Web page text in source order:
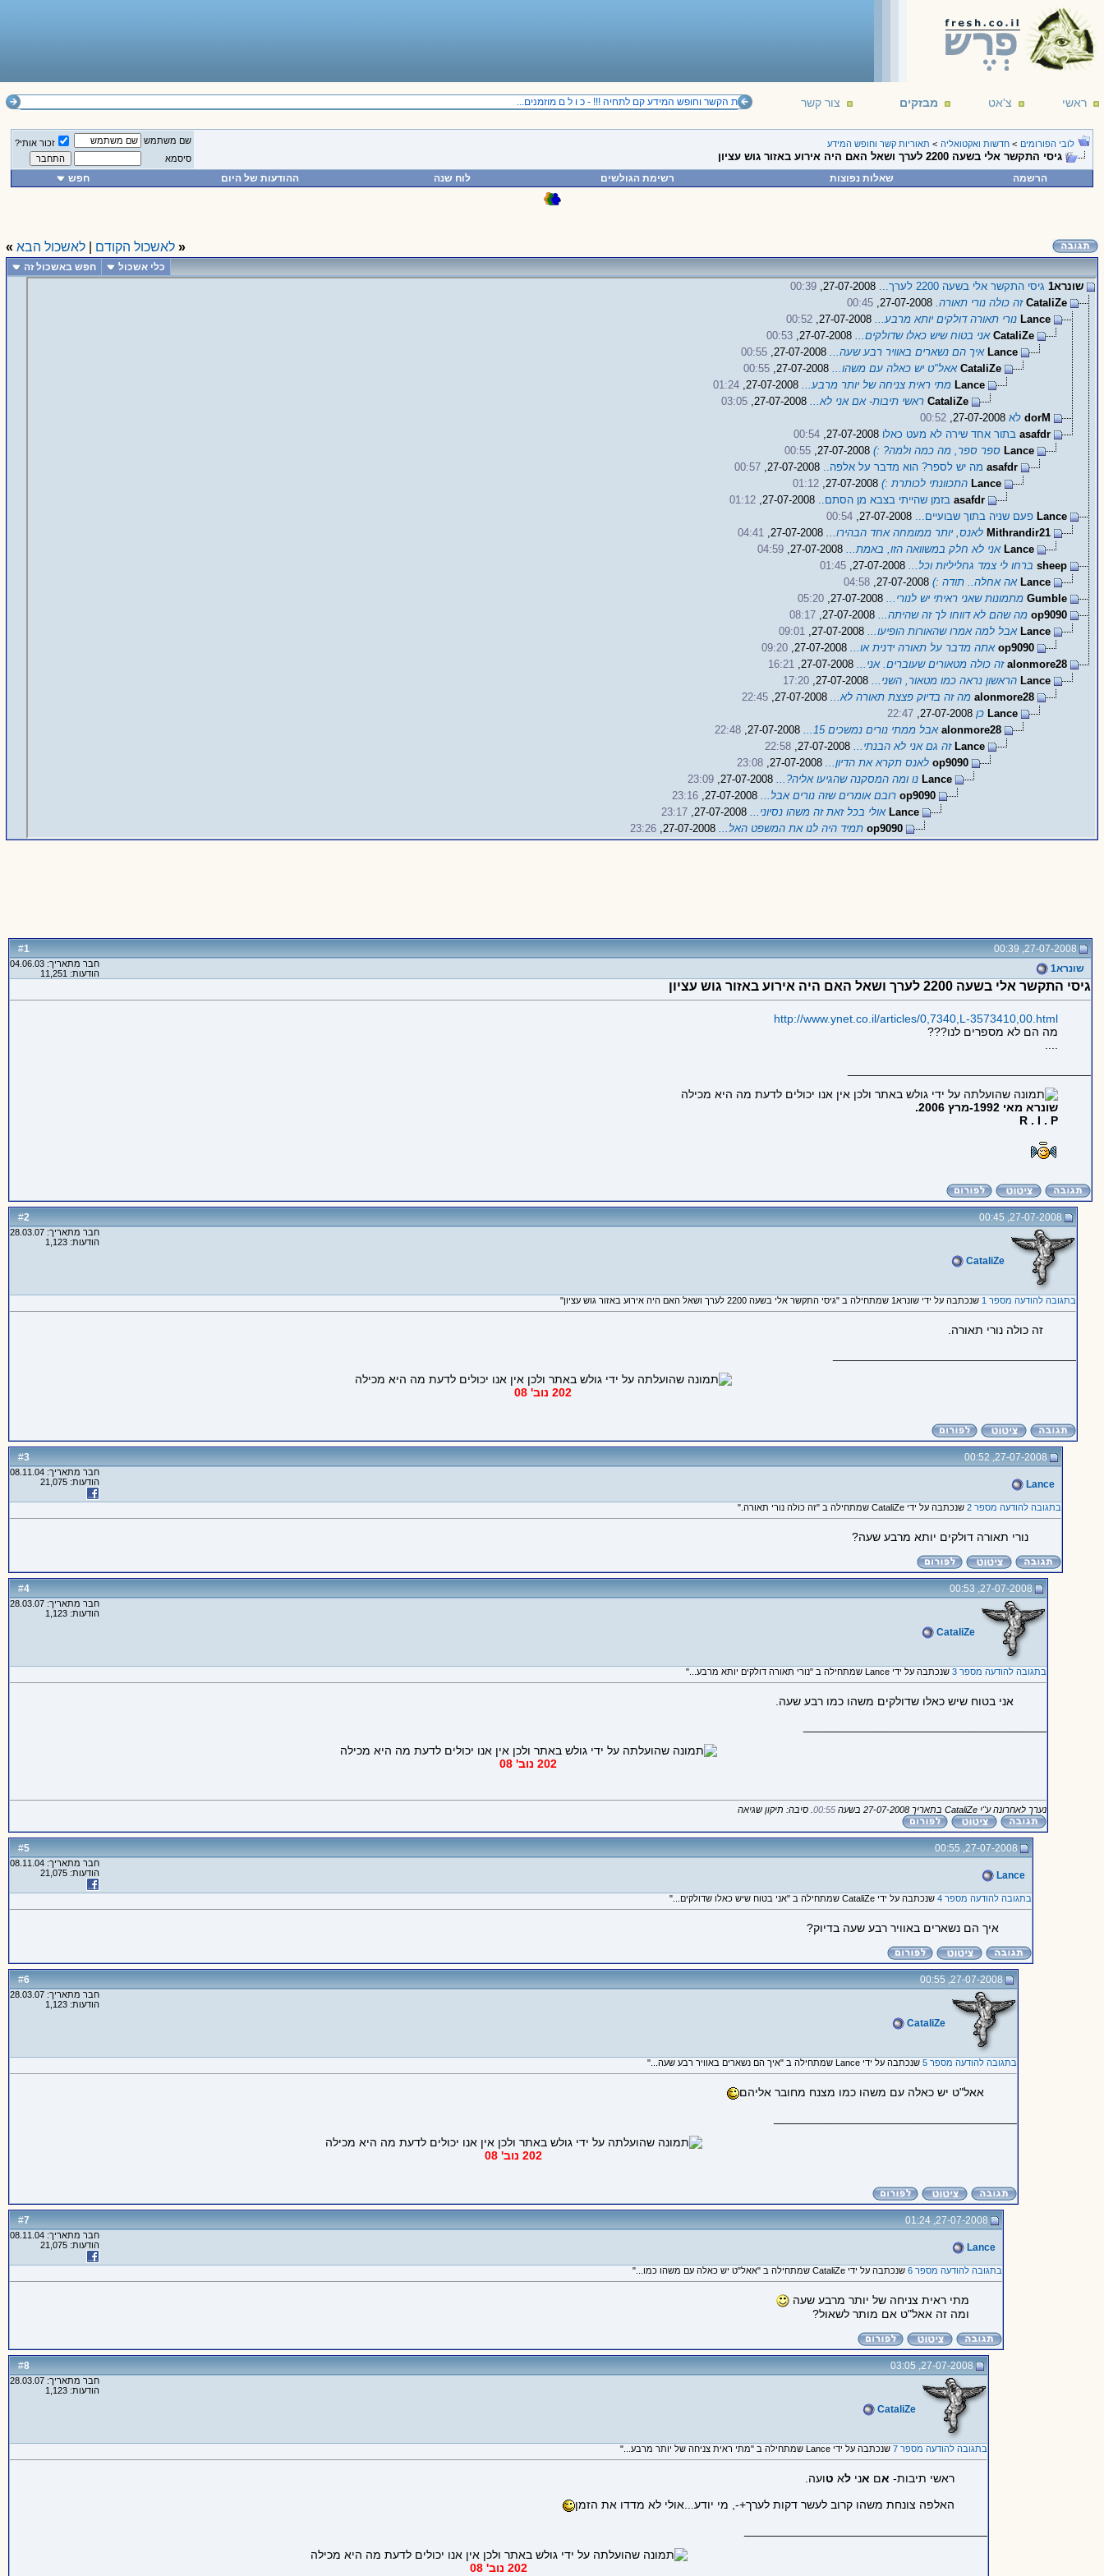
ראשי צ'אט מבזקים צור קשרפורום תאוריות הקשר וחופש המידע קם לתחיה !!! - כ ו ל ם מוזמנים...
לובי הפורומים > חדשות ואקטואליה > תאוריות קשר וחופש המידע
גיסי התקשר אלי בשעה 2200 לערך ושאל האם היה אירוע באזור גוש עציון
שם משתמש
זכור אותי?
סיסמא
הרשמה שאלות נפוצות רשימת הגולשים לוח שנה ההודעות של היום חפש
« לאשכול הקודם לאשכול הבא »
כלי אשכול חפש באשכול זה
שונרא1 גיסי התקשר אלי בשעה 2200 לערך...
00:39
CataliZe זה כולה נורי תאורה.27-07-2008,
00:45
Lance נורי תאורה דולקים יותא מרבע...27-07-2008,
00:52
CataliZe אני בטוח שיש כאלו שדולקים...27-07-2008,
00:53
Lance איך הם נשארים באוויר רבע שעה...27-07-2008,
00:55
CataliZe אאל"ט יש כאלה עם משהו...27-07-2008,
00:55
Lance מתי ראית צניחה של יותר מרבע...27-07-2008,
01:24
CataliZe ראשי תיבות- אם אני לא...27-07-2008,
03:05
dorM לא27-07-2008,
00:52
asafdr בתור אחד שירה לא מעט כאלו
00:54
Lance ספר ספר, מה כמה ולמה? :)27-07-2008,
00:55
asafdr מה יש לספר? הוא מדבר על אלפה..
00:57
Lance התכוונתי לכותרת :)27-07-2008,
01:12
asafdr בזמן שהייתי בצבא מן הסתם..
01:12
Lance פעם שניה בתוך שבועיים...
00:54
Mithrandir21 לאנס, יותר ממומחה אחד הבהירו...27-07-2008,
04:41
Lance אני לא חלק במשוואה הזו, באמת...27-07-2008,
04:59
sheep ברחו לי צמד גחליליות וכל...27-07-2008,
01:45
Lance אה אחלה.. תודה :)27-07-2008,
04:58
Gumble מתמונות שאני ראיתי יש לנורי...27-07-2008,
05:20
op9090 מה שהם לא דווחו לך זה שהיתה...27-07-2008,
08:17
Lance אבל למה אמרו שהאורות הופיעו...27-07-2008,
09:01
op9090 אתה מדבר על תאורה ידנית או...27-07-2008,
09:20
alonmore28 זה כולה מטאורים שעוברים. אני...27-07-2008,
16:21
Lance הראשון נראה כמו מטאור, השני...27-07-2008,
17:20
alonmore28 מה זה בדיוק פצצת תאורה לא...27-07-2008,
22:45
Lance כן27-07-2008,
22:47
alonmore28 אבל ממתי נורים נמשכים 15... 27-07-2008,
22:48
Lance זה גם אני לא הבנתי...27-07-2008,
22:58
op9090 לאנס תקרא את הדיון...27-07-2008,
23:08
Lance נו ומה המסקנה שהגיעו אליה?...27-07-2008,
23:09
op9090 רובם אומרים שזה נורים אבל...27-07-2008,
23:16
Lance אולי בכל זאת זה משהו נסיוני...27-07-2008,
23:17
op9090 תמיד היה לנו את המשפט האל...27-07-2008,
23:26
#
1
27-07-2008, 00:39
שונרא1
חבר מתאריך: 04.06.03
הודעות: 11,251
גיסי התקשר אלי בשעה 2200 לערך ושאל האם היה אירוע באזור גוש עציון
http://www.ynet.co.il/articles/0,7340,L-3573410,00.html
מה הם לא מספרים לנו???
שונרא מאי 1992-מרץ 2006.
R . I . P
#
2 27-07-2008, 00:45
CataliZe
חבר מתאריך: 28.03.07
הודעות: 1,123
בתגובה להודעה מספר 1 שנכתבה על ידי שונרא1 שמתחילה ב "גיסי התקשר אלי בשעה 2200 לערך ושאל האם היה אירוע באזור גוש עציון"
זה כולה נורי תאורה.
202 נוב' 08
#
3 27-07-2008, 00:52
Lance
חבר מתאריך: 08.11.04
הודעות: 21,075
בתגובה להודעה מספר 2 שנכתבה על ידי CataliZe שמתחילה ב "זה כולה נורי תאורה."
נורי תאורה דולקים יותא מרבע שעה?
#
4 27-07-2008, 00:53
CataliZe
חבר מתאריך: 28.03.07
הודעות: 1,123
בתגובה להודעה מספר 3 שנכתבה על ידי Lance שמתחילה ב "נורי תאורה דולקים יותא מרבע..."
אני בטוח שיש כאלו שדולקים משהו כמו רבע שעה.
202 נוב' 08
נערך לאחרונה ע"י CataliZe בתאריך 27-07-2008 בשעה 00:55. סיבה: תיקון שגיאה
#
5 27-07-2008, 00:55
Lance
חבר מתאריך: 08.11.04
הודעות: 21,075
בתגובה להודעה מספר 4 שנכתבה על ידי CataliZe שמתחילה ב "אני בטוח שיש כאלו שדולקים..."
איך הם נשארים באוויר רבע שעה בדיוק?
#
6 27-07-2008, 00:55
CataliZe
חבר מתאריך: 28.03.07
הודעות: 1,123
בתגובה להודעה מספר 5 שנכתבה על ידי Lance שמתחילה ב "איך הם נשארים באוויר רבע שעה..."
אאל"ט יש כאלה עם משהו כמו מצנח מחובר אליהם
202 נוב' 08
#
7 27-07-2008, 01:24
Lance
חבר מתאריך: 08.11.04
הודעות: 21,075
בתגובה להודעה מספר 6 שנכתבה על ידי CataliZe שמתחילה ב "אאל"ט יש כאלה עם משהו כמו..."
מתי ראית צניחה של יותר מרבע שעה
ומה זה אאל"ט אם מותר לשאול?
#
8 27-07-2008, 03:05
CataliZe
חבר מתאריך: 28.03.07
הודעות: 1,123
בתגובה להודעה מספר 7 שנכתבה על ידי Lance שמתחילה ב "מתי ראית צניחה של יותר מרבע..."
ראשי תיבות- אם אני לא טועה.
האלפה צונחת משהו קרוב לעשר דקות לערך+-, מי יודע...אולי לא מדדו את הזמן
202 נוב' 08